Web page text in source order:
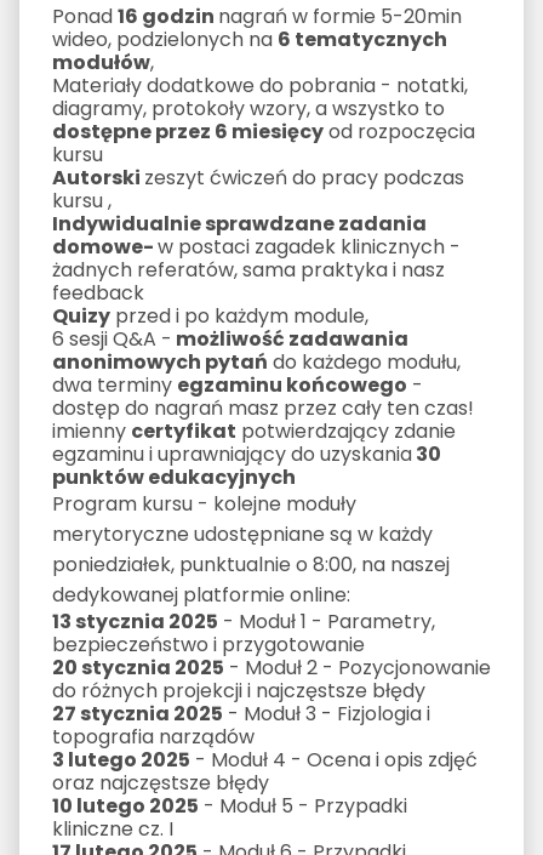
Ponad16 godzin nagrań w formie 5-20min
wideo, podzielonych na 6 tematycznych
modułów,
Materiały dodatkowe do pobrania - notatki,
diagramy, protokoły wzory, a wszystko to
dostępne przez 6 miesięcyod rozpoczęcia
kursu
Autorski zeszyt ćwiczeń do pracy podczas
kursu ,
Indywidualnie sprawdzane zadania
domowe-w postaci zagadek klinicznych -
żadnych referatów, sama praktyka i nasz
feedback
Quizy przed i po każdym module,
6 sesji Q&A - możliwość zadawania
anonimowych pytań do każdego modułu,
dwa terminy egzaminu końcowego -
dostęp do nagrań masz przez cały ten czas!
imienny certyfikat potwierdzający zdanie
egzaminu i uprawniający do uzyskania30
punktów edukacyjnych
Program kursu - kolejne moduły
merytoryczne udostępniane są w każdy
poniedziałek, punktualnie o 8:00, na naszej
dedykowanej platformie online:
13 stycznia 2025 - Moduł 1 - Parametry,
bezpieczeństwo i przygotowanie
20 stycznia 2025 - Moduł 2 - Pozycjonowanie
do różnych projekcji i najczęstsze błędy
27 stycznia 2025 - Moduł 3 - Fizjologia i
topografia narządów
3 lutego 2025 - Moduł 4 - Ocena i opis zdjęć
oraz najczęstsze błędy
10 lutego 2025 - Moduł 5 - Przypadki
kliniczne cz. I